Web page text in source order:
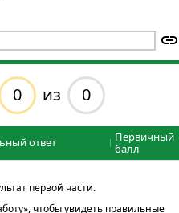
0 из 0
ответ
Первичный
балл
первой части.
чтобы увидеть правильные